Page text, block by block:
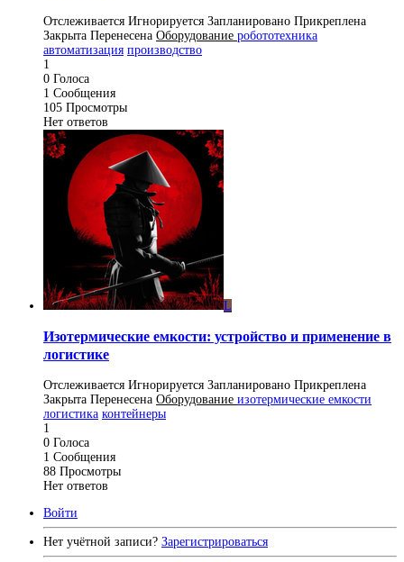
Отслеживается Игнорируется Запланировано Прикреплена
Закрыта Перенесена Оборудование робототехника
автоматизация производство
1
0 Голоса
1 Сообщения
105 Просмотры
Нет ответов
L
Изотермические емкости: устройство и применение в
логистике
Отслеживается Игнорируется Запланировано Прикреплена
Закрыта Перенесена Оборудование изотермические емкости
логистика контейнеры
1
0 Голоса
1 Сообщения
88 Просмотры
Нет ответов
Войти
Нет учётной записи? Зарегистрироваться